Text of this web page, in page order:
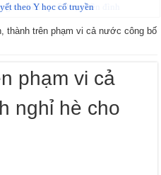
theo Y học cổ truyền
thành trên phạm vi cả nước công bố
phạm vi cả
nghỉ hè cho